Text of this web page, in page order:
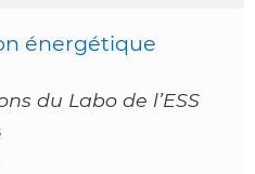
énergétique
du Labo de l’ESS